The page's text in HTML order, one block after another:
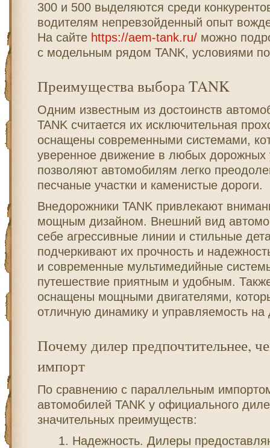
300 и 500 выделяются среди
водителям непревзойденный опыт
На сайте https://aem-tank.ru/можно
с модельным рядом TANK, условиями
Преимущества выбора TANK
Одним известным из достоинств
TANK считается их исключительная
оснащены современными системами,
уверенное движение в любых дорожных
позволяют автомобилям легко
песчаные участки и каменистые дороги.
Внедорожники TANK привлекают
мощным дизайном. Внешний вид
себе агрессивные линии и стильные
подчеркивают их прочность и
и современные мультимедийные
путешествие приятным и удобным.
оснащены мощными двигателями,
отличную динамику и управляемость на
Почему дилер предпочтительнее,
импорт
По сравнению с параллельным
автомобилей TANK у официального
значительных преимуществ:
Надежность. Дилеры